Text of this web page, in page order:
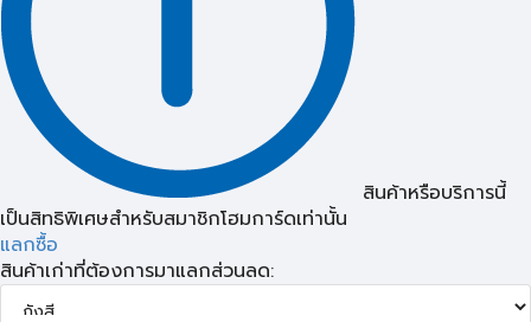
สินค้าหรือบริการนี้
เป็นสิทธิพิเศษสำหรับสมาชิกโฮมการ์ดเท่านั้น
แลกซื้อ
สินค้าเก่าที่ต้องการมาแลกส่วนลด: